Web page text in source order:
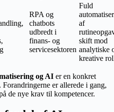
RPA og
chatbots
udbredt i
finans- og
servicesektoren
Fuld
af
skift mod
analytiske
kreative
og AI er en konkret
er allerede i gang,
de nye krav til kompetencer.